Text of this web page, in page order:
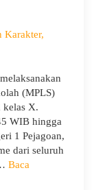
Karakter,
(MPLS)
kelas X.
WIB hingga
1 Pejagoan,
dari seluruh
Baca